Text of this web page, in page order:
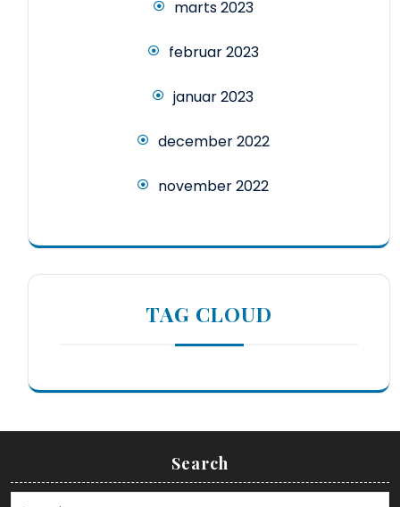
marts 2023
februar 2023
januar 2023
december 2022
november 2022
TAG CLOUD
Search